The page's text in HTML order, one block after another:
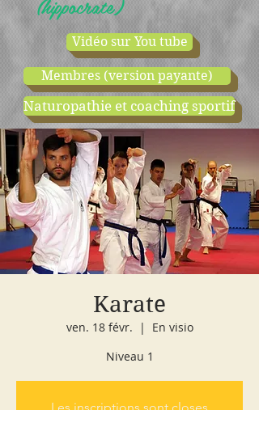
(hippocrate)
Vidéo sur You tube
Membres (version payante)
Naturopathie et coaching sportif
cours d'essai boutique
Karate
ven. 18 févr.
  |
En visio
Niveau 1
Les inscriptions sont closes